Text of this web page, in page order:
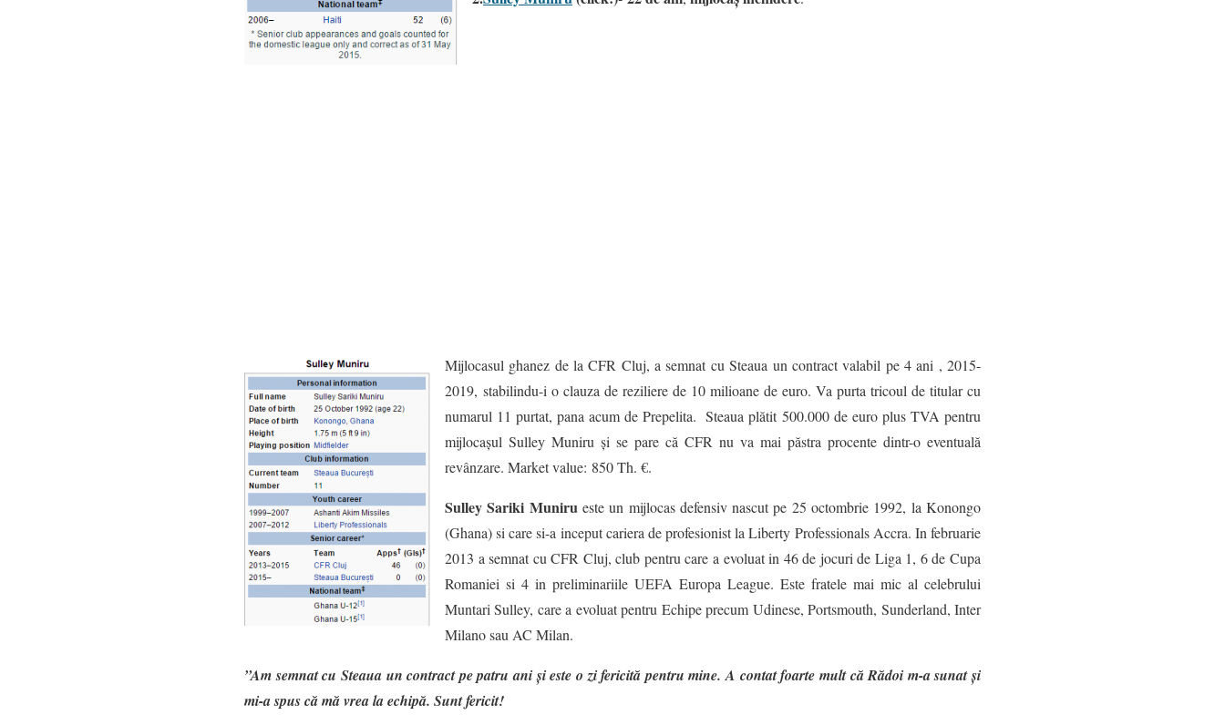
Mijlocasul ghanez de la CFR Cluj, a semnat cu Steaua un contract valabil pe 4 ani , 2015-
2019, stabilindu-i o clauza de reziliere de 10 milioane de euro. Va purta tricoul de titular cu
numarul 11 purtat, pana acum de Prepelita. Steaua plătit 500.000 de euro plus TVA pentru
mijlocaşul Sulley Muniru şi se pare că CFR nu va mai păstra procente dintr-o eventuală
revânzare. Market value: 850 Th. €.
Sulley Sariki Muniru este un mijlocas defensiv nascut pe 25 octombrie 1992, la Konongo
(Ghana) si care si-a inceput cariera de profesionist la Liberty Professionals Accra. In februarie
2013 a semnat cu CFR Cluj, club pentru care a evoluat in 46 de jocuri de Liga 1, 6 de Cupa
Romaniei si 4 in preliminariile UEFA Europa League. Este fratele mai mic al celebrului
Muntari Sulley, care a evoluat pentru Echipe precum Udinese, Portsmouth, Sunderland, Inter
Milano sau AC Milan.
”Am semnat cu Steaua un contract pe patru ani și este o zi fericită pentru mine. A contat foarte mult că Rădoi m-a sunat și
mi-a spus că mă vrea la echipă. Sunt fericit!